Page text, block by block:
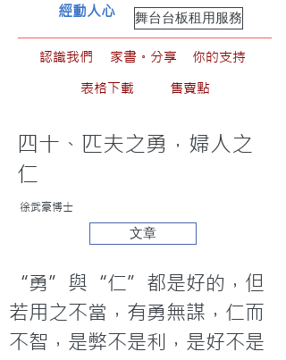
舞台台板租用服務
經動人心
認識我們 家書。分享
你的支持
表格下載
售賣點
四十、匹夫之勇，婦人之
仁
徐武豪博士
文章
“勇”與“仁”都是好的，但
若用之不當，有勇無謀，仁而
不智，是弊不是利，是好不是